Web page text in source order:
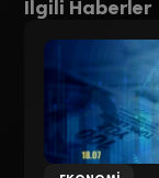
İlgili Haberler